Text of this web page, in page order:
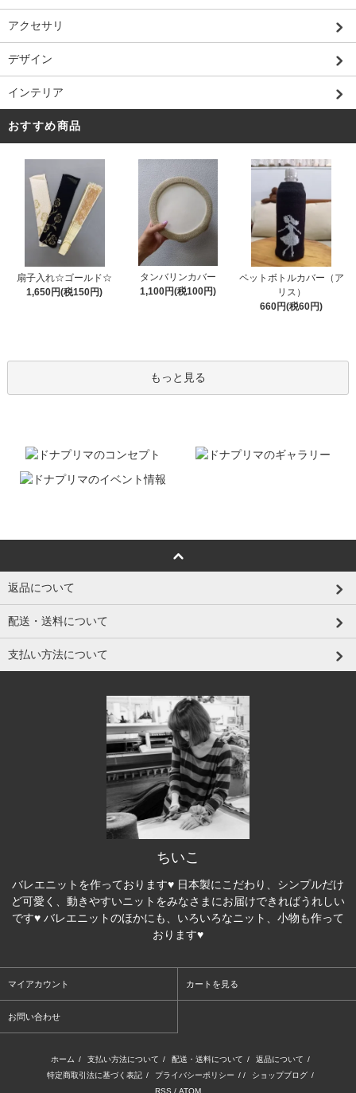
アクセサリ
デザイン
インテリア
おすすめ商品
扇子入れ☆ゴールド☆
1,650円(税150円)
タンバリンカバー
1,100円(税100円)
ペットボトルカバー（ア
リス）
660円(税60円)
もっと見る
返品について
配送・送料について
支払い方法について
ちいこ
バレエニットを作っております♥ 日本製にこだわり、シンプルだけ
ど可愛く、動きやすいニットをみなさまにお届けできればうれしい
です♥ バレエニットのほかにも、いろいろなニット、小物も作って
おります♥
マイアカウント カートを見る
お問い合わせ
ホーム / 支払い方法について / 配送・送料について / 返品について /
特定商取引法に基づく表記 / プライバシーポリシー / / ショップブログ /